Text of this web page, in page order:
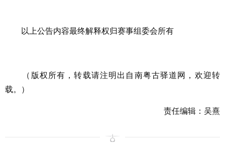
以上公告内容最终解释权归赛事组委会所有
（版权所有，转载请注明出自南粤古驿道网，欢迎转
载。）
责任编辑：吴熹